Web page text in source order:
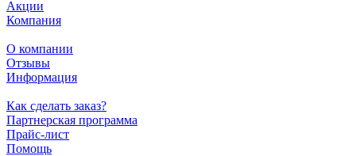
Акции
Компания
О компании
Отзывы
Информация
Как сделать заказ?
Партнерская программа
Прайс-лист
Помощь